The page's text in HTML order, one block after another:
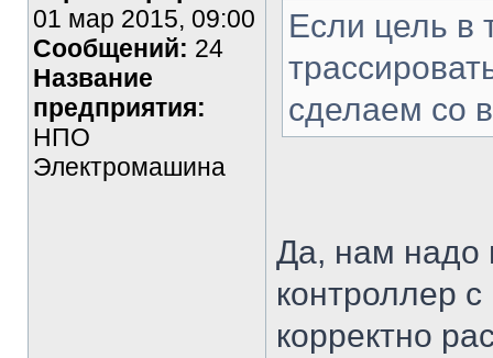
01 мар 2015, 09:00
Сообщений: 24
Название
предприятия:
НПО
Электромашина
Если цель в
сделаем со
Да, нам надо
контроллер
корректно